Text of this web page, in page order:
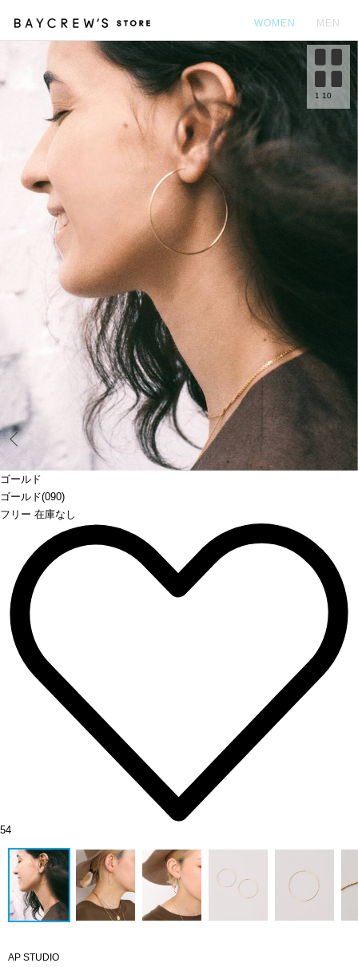
WOMEN MEN
ゴールド
ゴールド(090)
フリー 在庫なし
1 10
54
AP STUDIO